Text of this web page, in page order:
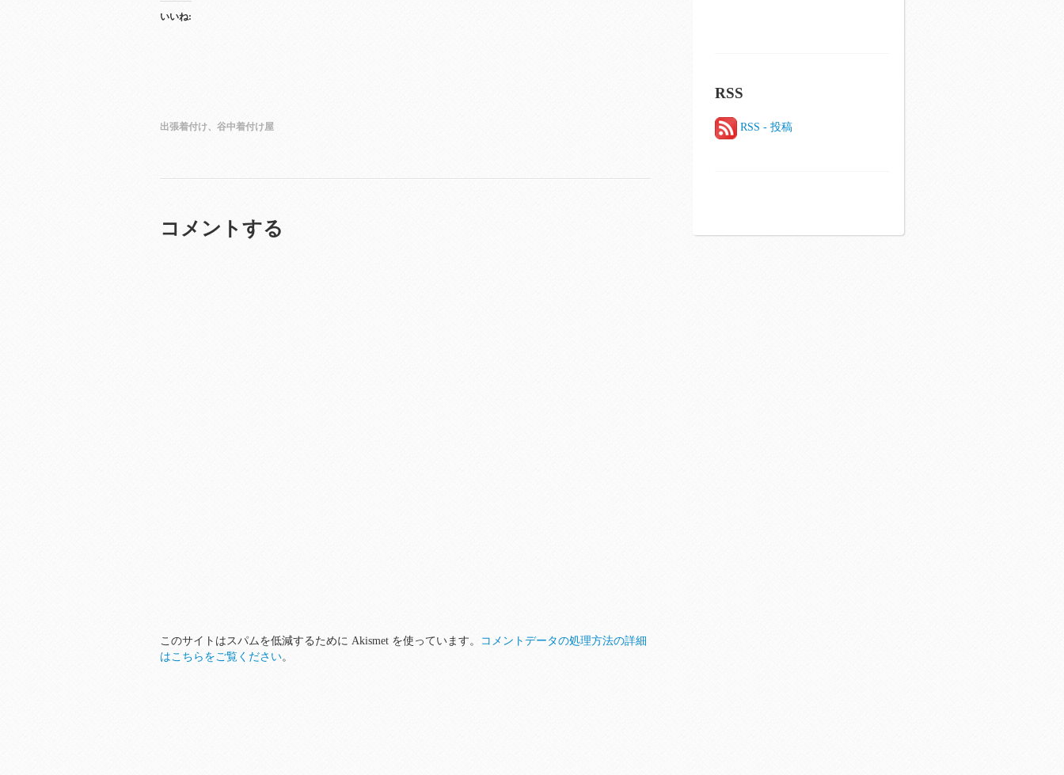
いいね:
出張着付け、谷中着付け屋
コメントする
このサイトはスパムを低減するために Akismet を使っています。
コメントデータの処理方法の詳細
はこちらをご覧ください。
RSS
RSS - 投稿